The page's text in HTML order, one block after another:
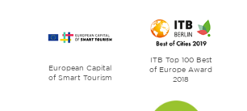
European Capital
of Smart Tourism
ITB Top 100 Best
of Europe Award
2018